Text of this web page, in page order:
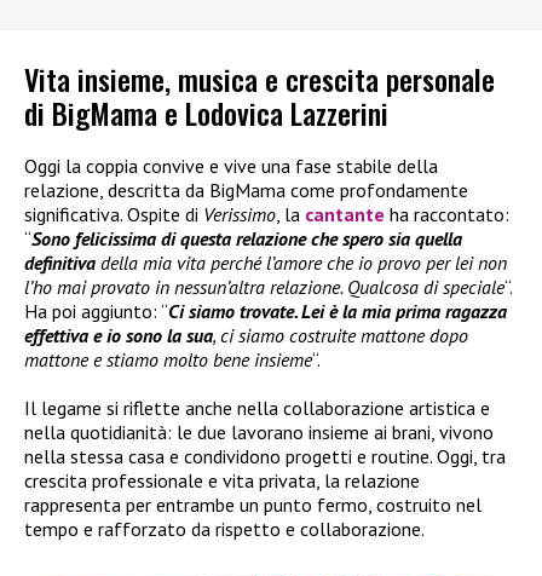
Vita insieme, musica e crescita personale
di BigMama e Lodovica Lazzerini
Oggi la coppia convive e vive una fase stabile della
relazione, descritta da BigMama come profondamente
significativa. Ospite di Verissimo, la cantante ha raccontato:
“Sono felicissima di questa relazione che spero sia quella
definitiva della mia vita perché l’amore che io provo per lei non
l’ho mai provato in nessun’altra relazione. Qualcosa di speciale“.
Ha poi aggiunto: “Ci siamo trovate. Lei è la mia prima ragazza
effettiva e io sono la sua, ci siamo costruite mattone dopo
mattone e stiamo molto bene insieme“.
Il legame si riflette anche nella collaborazione artistica e
nella quotidianità: le due lavorano insieme ai brani, vivono
nella stessa casa e condividono progetti e routine. Oggi, tra
crescita professionale e vita privata, la relazione
rappresenta per entrambe un punto fermo, costruito nel
tempo e rafforzato da rispetto e collaborazione.